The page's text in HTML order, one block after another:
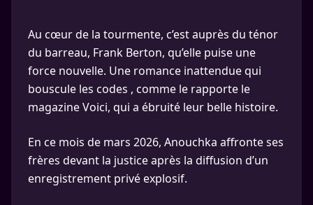
Au cœur de la tourmente, c’est auprès du ténor
du barreau, Frank Berton, qu’elle puise une
force nouvelle. Une romance inattendue qui
bouscule les codes , comme le rapporte le
magazine Voici, qui a ébruité leur belle histoire.
En ce mois de mars 2026, Anouchka affronte ses
frères devant la justice après la diffusion d’un
enregistrement privé explosif.